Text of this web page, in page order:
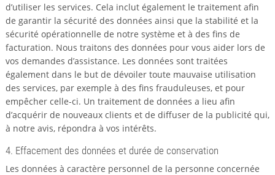
d’utiliser les services. Cela inclut également le traitement afin
de garantir la sécurité des données ainsi que la stabilité et la
sécurité opérationnelle de notre système et à des fins de
facturation. Nous traitons des données pour vous aider lors de
vos demandes d’assistance. Les données sont traitées
également dans le but de dévoiler toute mauvaise utilisation
des services, par exemple à des fins frauduleuses, et pour
empêcher celle-ci. Un traitement de données a lieu afin
d’acquérir de nouveaux clients et de diffuser de la publicité qui,
à notre avis, répondra à vos intérêts.
4. Effacement des données et durée de conservation
Les données à caractère personnel de la personne concernée